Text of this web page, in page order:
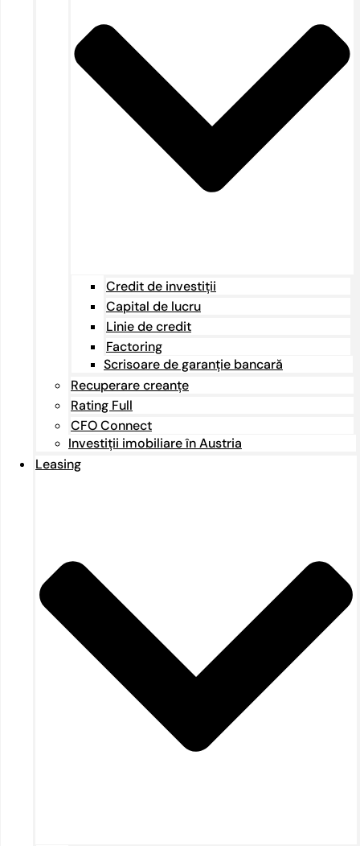
Credit de investiții
Capital de lucru
Linie de credit
Factoring
Scrisoare de garanție bancară
Recuperare creanțe
Rating Full
CFO Connect
Investiții imobiliare în Austria
Leasing